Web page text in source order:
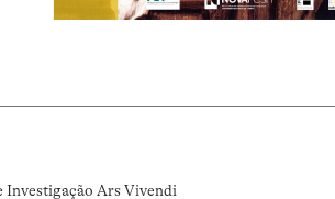
Investigação Ars Vivendi